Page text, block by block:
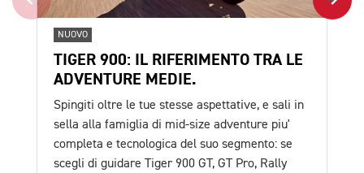
NUOVO
TIGER 900: IL RIFERIMENTO TRA LE
ADVENTURE MEDIE.
Spingiti oltre le tue stesse aspettative, e sali in
sella alla famiglia di mid-size adventure piu'
completa e tecnologica del suo segmento: se
scegli di guidare Tiger 900 GT, GT Pro, Rally